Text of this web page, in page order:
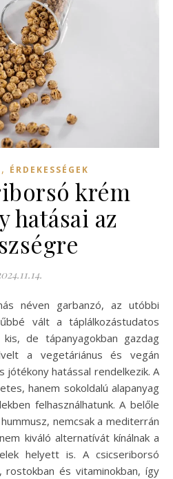
, ÉRDEKESSÉGEK
krém
hatásai az
vált a táplálkozástudatos
de tápanyagokban gazdag
a vegetáriánus és vegán
jótékony hatással rendelkezik. A
hanem sokoldalú alapanyag
felhasználhatunk. A belőle
nemcsak a mediterrán
kiváló alternatívát kínálnak a
helyett is. A csicseriborsó
és vitaminokban, így